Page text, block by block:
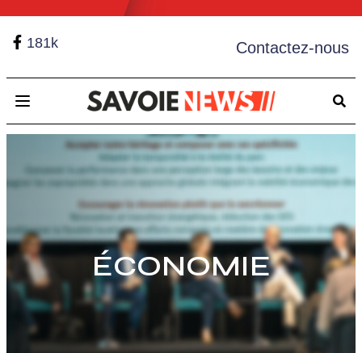
181k Contactez-nous
Open main menu
ÉCONOMIE